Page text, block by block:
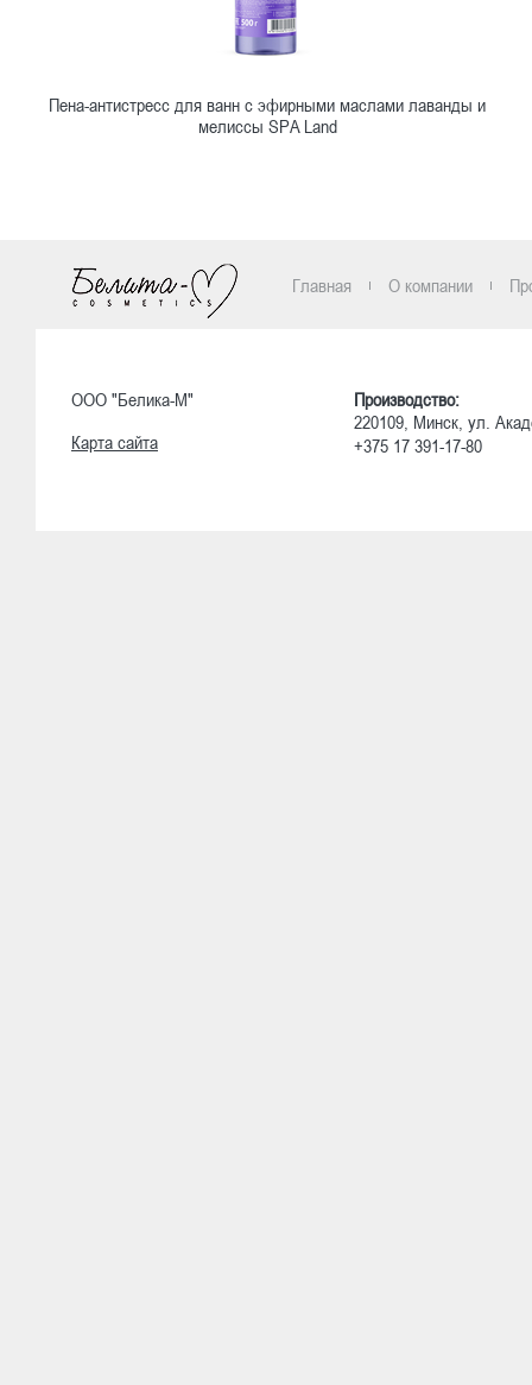
Пена-антистресс для ванн с эфирными маслами лаванды и
мелиссы SPA Land
Главная О компании
ООО "Белика-М"
Карта сайта
Производство:
220109, Минск, ул.
+375 17 391-17-80